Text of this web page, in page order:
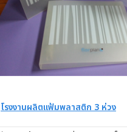
โรงงานผลิตแฟ้มพลาสติก 3 ห่วง